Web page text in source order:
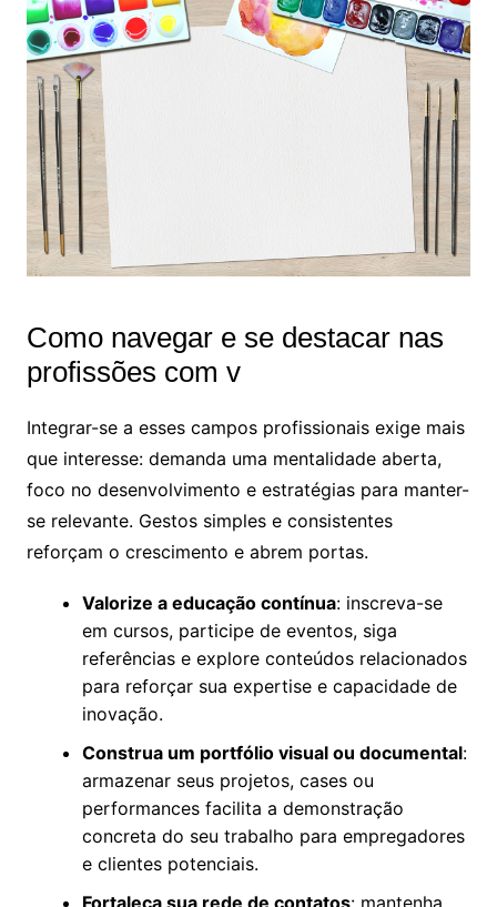
Como navegar e se destacar nas
profissões com v
Integrar-se a esses campos profissionais exige mais
que interesse: demanda uma mentalidade aberta,
foco no desenvolvimento e estratégias para manter-
se relevante. Gestos simples e consistentes
reforçam o crescimento e abrem portas.
Valorize a educação contínua: inscreva-se
em cursos, participe de eventos, siga
referências e explore conteúdos relacionados
para reforçar sua expertise e capacidade de
inovação.
Construa um portfólio visual ou documental:
armazenar seus projetos, cases ou
performances facilita a demonstração
concreta do seu trabalho para empregadores
e clientes potenciais.
Fortaleça sua rede de contatos: mantenha